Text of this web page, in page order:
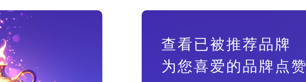
查看已被推荐品牌
为您喜爱的品牌点赞